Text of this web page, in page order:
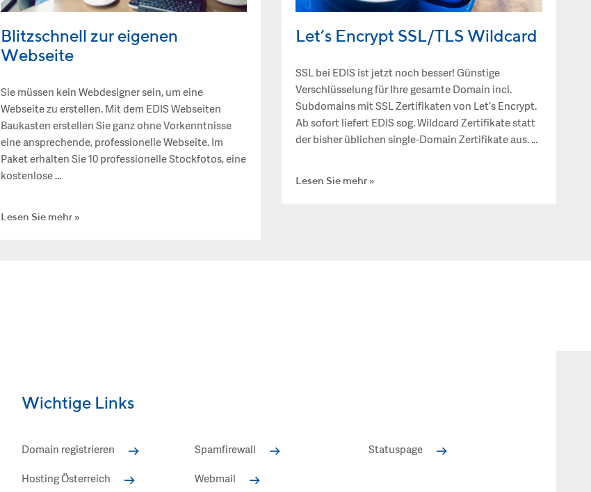
Blitzschnell zur eigenen
Webseite
Sie müssen kein Webdesigner sein, um eine
Webseite zu erstellen. Mit dem EDIS Webseiten
Baukasten erstellen Sie ganz ohne Vorkenntnisse
eine ansprechende, professionelle Webseite. Im
Paket erhalten Sie 10 professionelle Stockfotos, eine
kostenlose …
Lesen Sie mehr
Let’s Encrypt SSL/TLS Wildcard
SSL bei EDIS ist jetzt noch besser! Günstige
Verschlüsselung für Ihre gesamte Domain incl.
Subdomains mit SSL Zertifikaten von Let’s Encrypt.
Ab sofort liefert EDIS sog. Wildcard Zertifikate statt
der bisher üblichen single-Domain Zertifikate aus. …
Lesen Sie mehr
Wichtige Links
Domain registrieren
Hosting Österreich
Spamfirewall
Webmail
Statuspage